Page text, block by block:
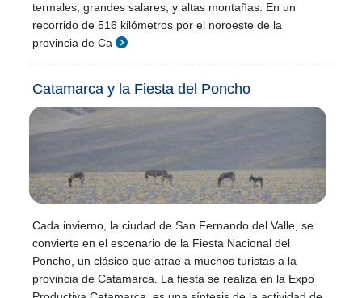
termales, grandes salares, y altas montañas. En un
recorrido de 516 kilómetros por el noroeste de la
provincia de Ca
Catamarca y la Fiesta del Poncho
Cada invierno, la ciudad de San Fernando del Valle, se
convierte en el escenario de la Fiesta Nacional del
Poncho, un clásico que atrae a muchos turistas a la
provincia de Catamarca. La fiesta se realiza en la Expo